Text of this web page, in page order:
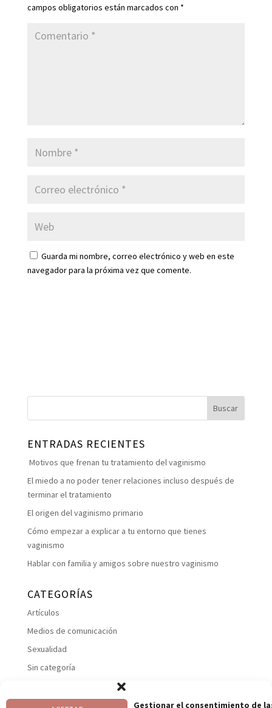
Gestionar el consentimiento de
campos obligatorios están marcados con *
Guarda mi nombre, correo electrónico y web en este
navegador para la próxima vez que comente.
ENTRADAS RECIENTES
Motivos que frenan tu tratamiento del vaginismo
El miedo a no poder tener relaciones incluso después de
terminar el tratamiento
El origen del vaginismo primario
Cómo empezar a explicar a tu entorno que tienes
vaginismo
Hablar con familia y amigos sobre nuestro vaginismo
CATEGORÍAS
Artículos
Medios de comunicación
Sexualidad
Sin categoría